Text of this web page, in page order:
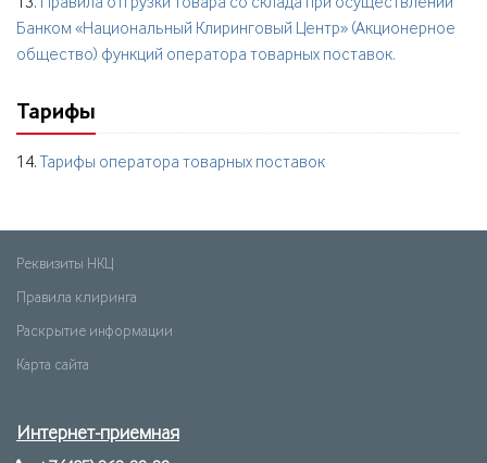
Банком «Национальный Клиринговый Центр» (Акционерное
общество) функций оператора товарных поставок.
Тарифы
14. Тарифы оператора товарных поставок
Реквизиты НКЦ
Правила клиринга
Раскрытие информации
Карта сайта
Интернет-приемная